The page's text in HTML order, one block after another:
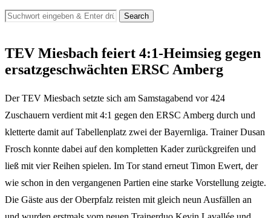
Search
TEV Miesbach feiert 4:1-Heimsieg gegen
ersatzgeschwächten ERSC Amberg
Der TEV Miesbach setzte sich am Samstagabend vor 424
Zuschauern verdient mit 4:1 gegen den ERSC Amberg durch und
kletterte damit auf Tabellenplatz zwei der Bayernliga. Trainer Dusan
Frosch konnte dabei auf den kompletten Kader zurückgreifen und
ließ mit vier Reihen spielen. Im Tor stand erneut Timon Ewert, der
wie schon in den vergangenen Partien eine starke Vorstellung zeigte.
Die Gäste aus der Oberpfalz reisten mit gleich neun Ausfällen an